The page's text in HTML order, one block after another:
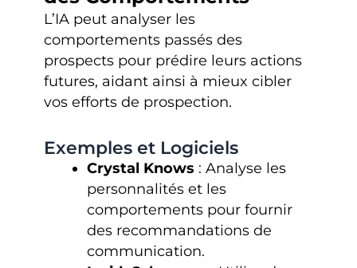
L’IA peut analyser les
comportements passés des
prospects pour prédire leurs actions
futures, aidant ainsi à mieux cibler
vos efforts de prospection.
Exemples et Logiciels
Crystal Knows : Analyse les
personnalités et les
comportements pour fournir
des recommandations de
communication.